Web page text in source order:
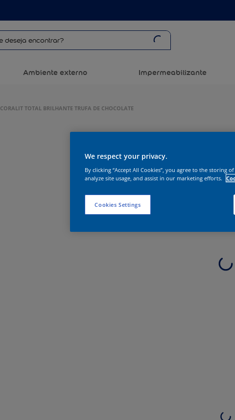
Ambiente externo Impermeabilizante
CORALIT TOTAL BRILHANTE TRUFA DE CHOCOLATE
We respect your privacy.
By clicking “Accept All Cookies”, you agree to the storing
analyze site usage, and assist in our marketing efforts.
Cookies Settings